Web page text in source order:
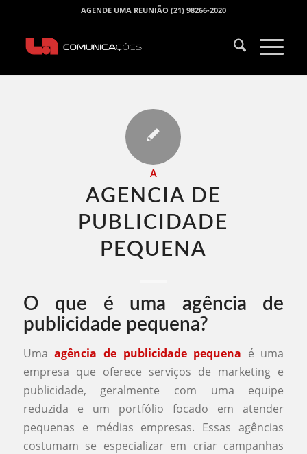
AGENDE UMA REUNIÃO (21) 98266-2020
A
AGENCIA DE
PUBLICIDADE
PEQUENA​
O que é uma agência de
publicidade pequena?
Umaagência de publicidade pequena é uma
empresa que oferece serviços de marketing e
publicidade, geralmente com uma equipe
reduzida e um portfólio focado em atender
pequenas e médias empresas. Essas agências
costumam se especializar em criar campanhas